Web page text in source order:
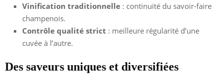
Vinification traditionnelle : continuité du savoir-faire
champenois.
Contrôle qualité strict : meilleure régularité d’une
cuvée à l’autre.
Des saveurs uniques et diversifiées